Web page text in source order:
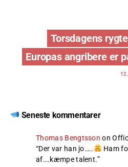
Torsdagens
Europas angribere er
Seneste kommentarer
Thomas Bengtsson on
“Der var han jo…..
Ham
af….kæmpe talent.”